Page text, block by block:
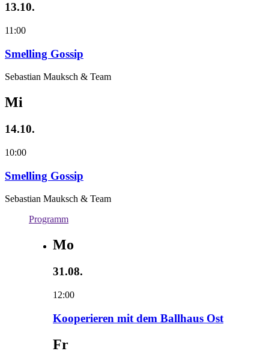
13.10.
11:00
Smelling Gossip
Sebastian Mauksch & Team
Mi
14.10.
10:00
Smelling Gossip
Sebastian Mauksch & Team
Programm
Mo
31.08.
12:00
Kooperieren mit dem Ballhaus Ost
Fr